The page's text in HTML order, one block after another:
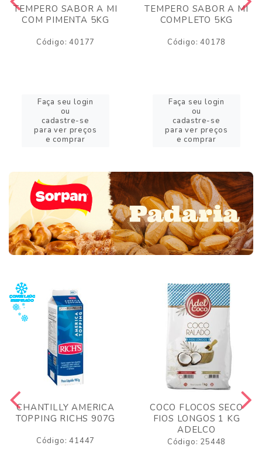
TEMPERO SABOR A MI
COM PIMENTA 5KG
Código: 40177
Faça seu login
ou
cadastre-se
para ver preços
e comprar
TEMPERO SABOR A MI
COMPLETO 5KG
Código: 40178
Faça seu login
ou
cadastre-se
para ver preços
e comprar
CHANTILLY AMERICA
TOPPING RICHS 907G
Código: 41447
COCO FLOCOS SECO
FIOS LONGOS 1 KG
ADELCO
Código: 25448